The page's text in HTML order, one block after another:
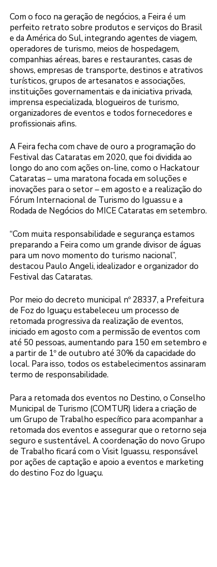
Com o foco na geração de negócios, a Feira é um
perfeito retrato sobre produtos e serviços do Brasil
e da América do Sul, integrando agentes de viagem,
operadores de turismo, meios de hospedagem,
companhias aéreas, bares e restaurantes, casas de
shows, empresas de transporte, destinos e atrativos
turísticos, grupos de artesanatos e associações,
instituições governamentais e da iniciativa privada,
imprensa especializada, blogueiros de turismo,
organizadores de eventos e todos fornecedores e
profissionais afins.
A Feira fecha com chave de ouro a programação do
Festival das Cataratas em 2020, que foi dividida ao
longo do ano com ações on-line, como o Hackatour
Cataratas – uma maratona focada em soluções e
inovações para o setor – em agosto e a realização do
Fórum Internacional de Turismo do Iguassu e a
Rodada de Negócios do MICE Cataratas em setembro.
“Com muita responsabilidade e segurança estamos
preparando a Feira como um grande divisor de águas
para um novo momento do turismo nacional”,
destacou Paulo Angeli, idealizador e organizador do
Festival das Cataratas.
Por meio do decreto municipal nº 28337, a Prefeitura
de Foz do Iguaçu estabeleceu um processo de
retomada progressiva da realização de eventos,
iniciado em agosto com a permissão de eventos com
até 50 pessoas, aumentando para 150 em setembro e
a partir de 1º de outubro até 30% da capacidade do
local. Para isso, todos os estabelecimentos assinaram
termo de responsabilidade.
Para a retomada dos eventos no Destino, o Conselho
Municipal de Turismo (COMTUR) lidera a criação de
um Grupo de Trabalho específico para acompanhar a
retomada dos eventos e assegurar que o retorno seja
seguro e sustentável. A coordenação do novo Grupo
de Trabalho ficará com o Visit Iguassu, responsável
por ações de captação e apoio a eventos e marketing
do destino Foz do Iguaçu.